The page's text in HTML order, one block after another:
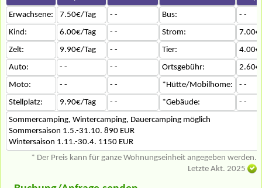
Erwachsene:
7.50€/Tag - - Bus:
- -
Kind:
6.00€/Tag - - Strom:
Zelt:
9.90€/Tag - - Tier:
Auto:
- - - - Ortsgebühr:
Moto:
- - - - *Hütte/Mobilhome:
- -
Stellplatz:
9.90€/Tag - - *Gebäude:
- -
Sommercamping, Wintercamping, Dauercamping möglich
Sommersaison 1.5.-31.10. 890 EUR
Wintersaison 1.11.-30.4. 1150 EUR
* Der Preis kann für ganze Wohnungseinheit angegeben werden.
Letzte Akt. 2025